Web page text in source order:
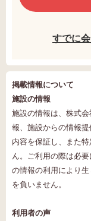
すでに
掲載情報について
施設の情報
施設の情報は、株式
報、施設からの情報
内容を保証し、また
ん。ご利用の際は必
の情報の利用により
を負いません。
利用者の声